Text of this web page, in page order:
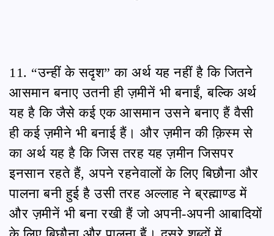
11. “उन्हीं के सदृश” का अर्थ यह नहीं है कि जितने
आसमान बनाए उतनी ही ज़मीनें भी बनाईं, बल्कि अर्थ
यह है कि जैसे कई एक आसमान उसने बनाए हैं वैसी
ही कई ज़मीने भी बनाई हैं। और ज़मीन की क़िस्म से
का अर्थ यह है कि जिस तरह यह ज़मीन जिसपर
इनसान रहते हैं, अपने रहनेवालों के लिए बिछौना और
पालना बनी हुई है उसी तरह अल्लाह ने ब्रह्माण्ड में
और ज़मीनें भी बना रखी हैं जो अपनी-अपनी आबादियों